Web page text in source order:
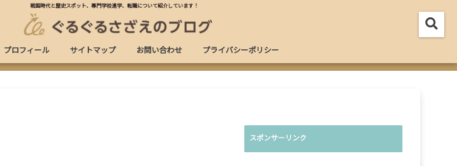
戦国時代と歴史スポット、專門学校進学、転職について紹介しています！
プロフィール サイトマップ お問い合わせ プライバシーポリシー
スポンサーリンク